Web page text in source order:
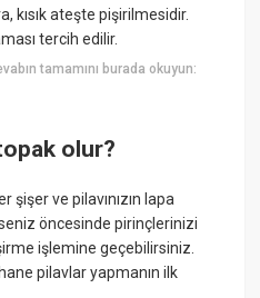
kısık ateşte pişirilmesidir.
tercih edilir.
tamamını burada okuyun:
olur?
şişer ve pilavınızın lapa
öncesinde pirinçlerinizi
işlemine geçebilirsiniz.
pilavlar yapmanın ilk